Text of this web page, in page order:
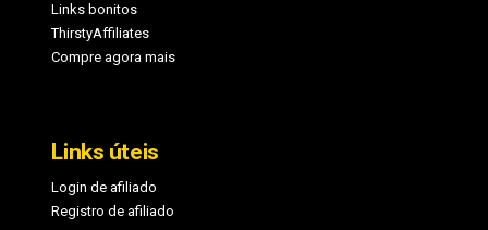
Links bonitos
ThirstyAffiliates
Compre agora mais
Links úteis
Login de afiliado
Registro de afiliado